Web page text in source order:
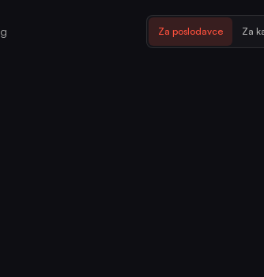
Za poslodavce Za